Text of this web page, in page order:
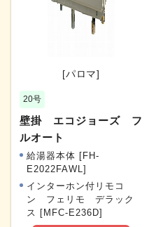
[パロマ]
20号
壁掛 エコジョーズ フ
ルオート
給湯器本体 [FH-
E2022FAWL]
インターホン付リモコ
ン フェリモ デラック
ス [MFC-E236D]